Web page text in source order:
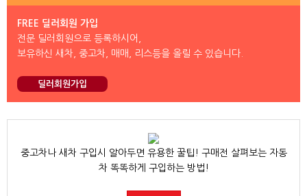
FREE 딜러회원 가입
전문 딜러회원으로 등록하시어,
보유하신 새차, 중고차, 매매, 리스등을 올릴 수 있습니다.
딜러회원가입
중고차나 새차 구입시 알아두면 유용한 꿀팁! 구매전 살펴보는 자동
차 똑똑하게 구입하는 방법!